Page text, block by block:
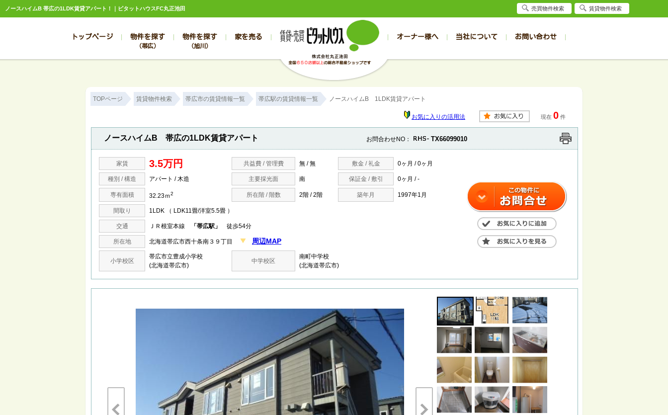
ノースハイムB 帯広の1LDK賃貸アパート！｜ピタットハウスFC丸正池田
トップページ 物件を探す
（帯広）
帯広の売買物件一覧
帯広の新築一戸建て
帯広の中古マンション
帯広の1000万円以下
帯広の1000万～2000万円
帯広の賃貸物件一覧
帯広の賃貸アパート
帯広の賃貸マンション
帯広の1R～1K
帯広の2K～2LDK
物件を探す
（旭川）
旭川の売買物件一覧
旭川の新築一戸建て
旭川の中古マンション
旭川の1000万円以下
旭川の1000万～2000万円
旭川の賃貸物件一覧
旭川の賃貸アパート
旭川の賃貸マンション
旭川の1R～1K
旭川の2K～2LDK
家を売る オーナー様へ 当社について
スタッフブログ お客様の声
お問い合わせ
売却のお問合せ 入居者様専用（帯広店）
TOPページ 賃貸物件検索 帯広市の賃貸情報一覧 帯広駅の賃貸情報一覧 ノースハイムB 1LDK賃貸アパート
お気に入りの活用法 現在 0 件
ノースハイムB 帯広の1LDK賃貸アパート お問合わせNO： TX66099010
家賃 3.5万円 共益費 / 管理費 無 / 無 敷金 / 礼金 0ヶ月 / 0ヶ月
種別 / 構造 アパート / 木造 主要採光面 南 保証金 / 敷引 0ヶ月 / -
専有面積 32.23ｍ2 所在階 / 階数 2階 / 2階 築年月 1997年1月
間取り 1LDK （ LDK11畳/洋室5.5畳 ）
交通 ＪＲ根室本線 「帯広駅」 徒歩54分
所在地 北海道帯広市西十条南３９丁目 周辺MAP
小学校区
帯広市立豊成小学校
(北海道帯広市)
中学校区
南町中学校
(北海道帯広市)
売買物件検索 賃貸物件検索